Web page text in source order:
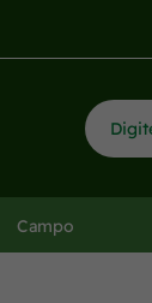
Campo